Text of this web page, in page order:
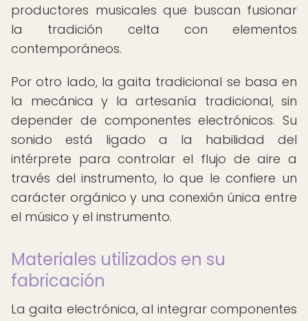
productores musicales que buscan fusionar
la tradición celta con elementos
contemporáneos.
Por otro lado, la gaita tradicional se basa en
la mecánica y la artesanía tradicional, sin
depender de componentes electrónicos. Su
sonido está ligado a la habilidad del
intérprete para controlar el flujo de aire a
través del instrumento, lo que le confiere un
carácter orgánico y una conexión única entre
el músico y el instrumento.
Materiales utilizados en su
fabricación
La gaita electrónica, al integrar componentes